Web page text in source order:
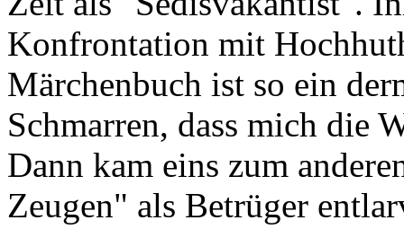
Konfrontation mit
Märchenbuch ist so ein
Schmarren, dass mich die
Dann kam eins zum
Zeugen" als Betrüger